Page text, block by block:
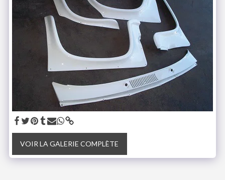
VOIR LA GALERIE COMPLÈTE